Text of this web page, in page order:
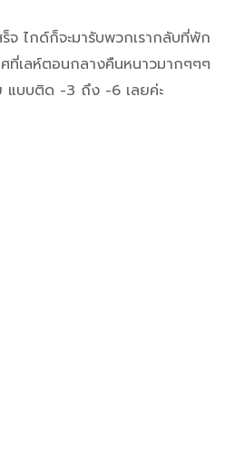
จ ไกด์ก็จะมารับพวกเรากลับที่พัก
ที่เลห์ตอนกลางคืนหนาวมากๆๆๆ
แบบติด -3 ถึง -6 เลยค่ะ